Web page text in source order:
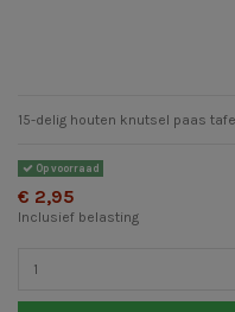
15-delig houten knutsel paas
Op voorraad
€ 2,95
Inclusief belasting